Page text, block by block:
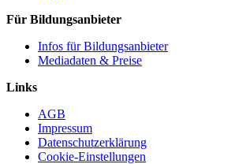
Für Bildungsanbieter
Infos für Bildungsanbieter
Mediadaten & Preise
Links
AGB
Impressum
Datenschutzerklärung
Cookie-Einstellungen